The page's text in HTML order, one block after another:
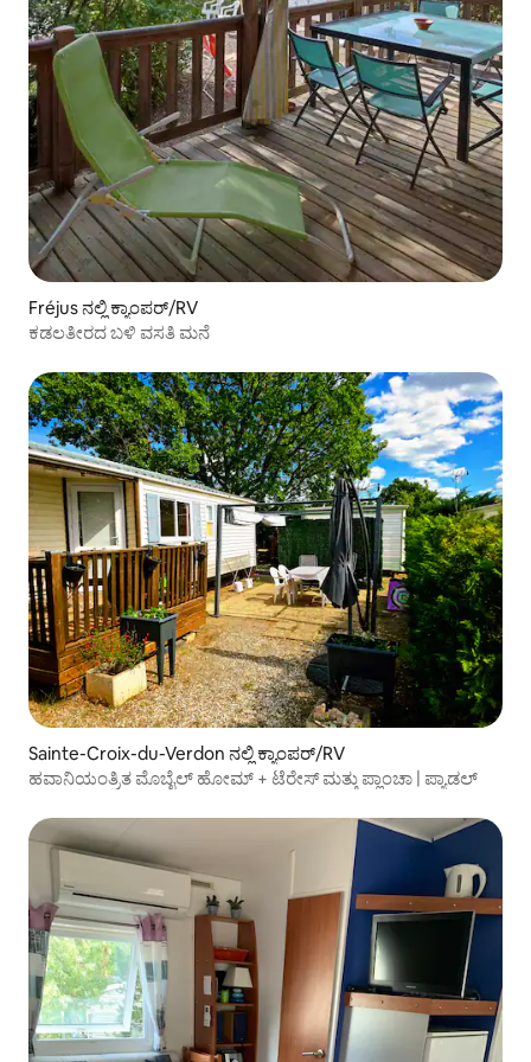
Fréjus ನಲ್ಲಿ ಕ್ಯಾಂಪರ್/RV
ಕಡಲತೀರದ ಬಳಿ ವಸತಿ ಮನೆ
Sainte-Croix-du-Verdon ನಲ್ಲಿ ಕ್ಯಾಂಪರ್/RV
ಹವಾನಿಯಂತ್ರಿತ ಮೊಬೈಲ್ ಹೋಮ್ + ಟೆರೇಸ್ ಮತ್ತು ಪ್ಲಾಂಚಾ | ಪ್ಯಾಡಲ್